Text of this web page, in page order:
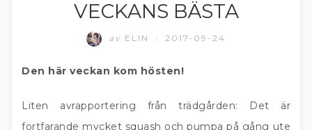
VECKANS BÄSTA
av ELIN 2017-09-24
Den här veckan kom hösten!
Liten avrapportering från trädgården: Det är
fortfarande mycket squash och pumpa på gång ute